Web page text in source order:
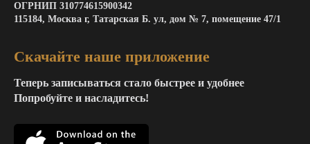
ОГРНИП 310774615900342
115184, Москва г, Татарская Б. ул, дом № 7, помещение 47/1
Скачайте наше приложение
Теперь записываться стало быстрее и удобнее
Попробуйте и насладитесь!